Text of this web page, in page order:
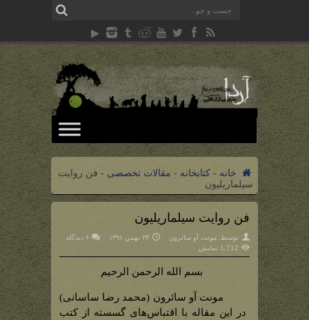
خانه - کتابخانه - مقالات تخصصی - فن روایت
سیلماریلیون
فن روایت سیلماریلیون
توسط: مونت آو سائرون ۲۴ بهمن ۱۳۹۱
۶ دیدگاه
1,712 نمایش
بسم الله الرحمن الرحیم
مونت آو سائرون (محمد رضا ساسانی)
در این مقاله با اقتباس‌های گسسته از کتب